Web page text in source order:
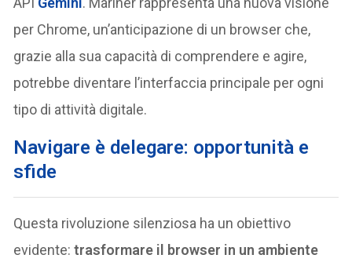
per Chrome, un’anticipazione di un browser che,
grazie alla sua capacità di comprendere e agire,
potrebbe diventare l’interfaccia principale per ogni
tipo di attività digitale.
Navigare è delegare: opportunità e
sfide
Questa rivoluzione silenziosa ha un obiettivo
evidente:trasformare il browser in un ambiente